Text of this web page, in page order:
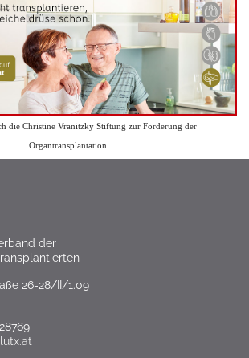
die Christine Vranitzky Stiftung zur Förderung der
Organtransplantation.
der
26-28/II/1.09